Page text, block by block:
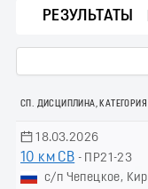
РЕЗУЛЬТАТЫ
СП. ДИСЦИПЛИНА, КАТЕГОРИЯ
18.03.2026
10 км СВ - ПР21-23
с/п Чепецкое,